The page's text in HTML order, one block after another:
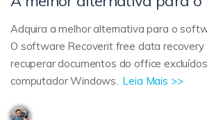
Adquira a melhor alternativa para o
O software Recoverit free data recovery
recuperar documentos do office
computador Windows. Leia Mais >>